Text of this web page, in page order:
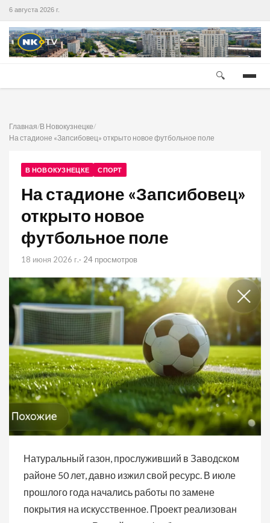
6 августа 2026 г.
🔍
Главная/В Новокузнецке/
На стадионе «Запсибовец» открыто новое футбольное поле
В НОВОКУЗНЕЦКЕ СПОРТ
На стадионе «Запсибовец»
открыто новое
футбольное поле
18 июня 2026 г.· 24 просмотров
Натуральный газон, прослуживший в Заводском
районе 50 лет, давно изжил свой ресурс. В июле
прошлого года начались работы по замене
покрытия на искусственное. Проект реализован